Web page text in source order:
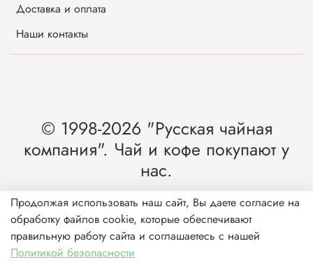
Доставка и оплата
Наши контакты
© 1998-2026 "Русская чайная
компания". Чай и кофе покупают у
нас.
Интернет-магазин чая и кофе от лидера
рынка России.
Продолжая использовать наш сайт, Вы даете согласие на
обработку файлов cookie, которые обеспечивают
правильную работу сайта и соглашаетесь с нашей
Политикой безопасности